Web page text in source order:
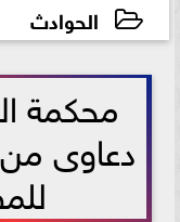
الحوادث
دعاوى